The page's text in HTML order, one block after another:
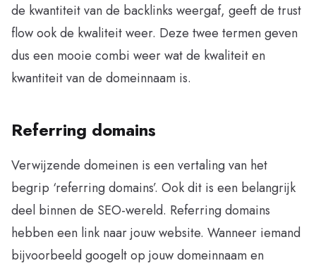
de kwantiteit van de backlinks weergaf, geeft de trust
flow ook de kwaliteit weer. Deze twee termen geven
dus een mooie combi weer wat de kwaliteit en
kwantiteit van de domeinnaam is.
Referring domains
Verwijzende domeinen is een vertaling van het
begrip ‘referring domains’. Ook dit is een belangrijk
deel binnen de SEO-wereld. Referring domains
hebben een link naar jouw website. Wanneer iemand
bijvoorbeeld googelt op jouw domeinnaam en